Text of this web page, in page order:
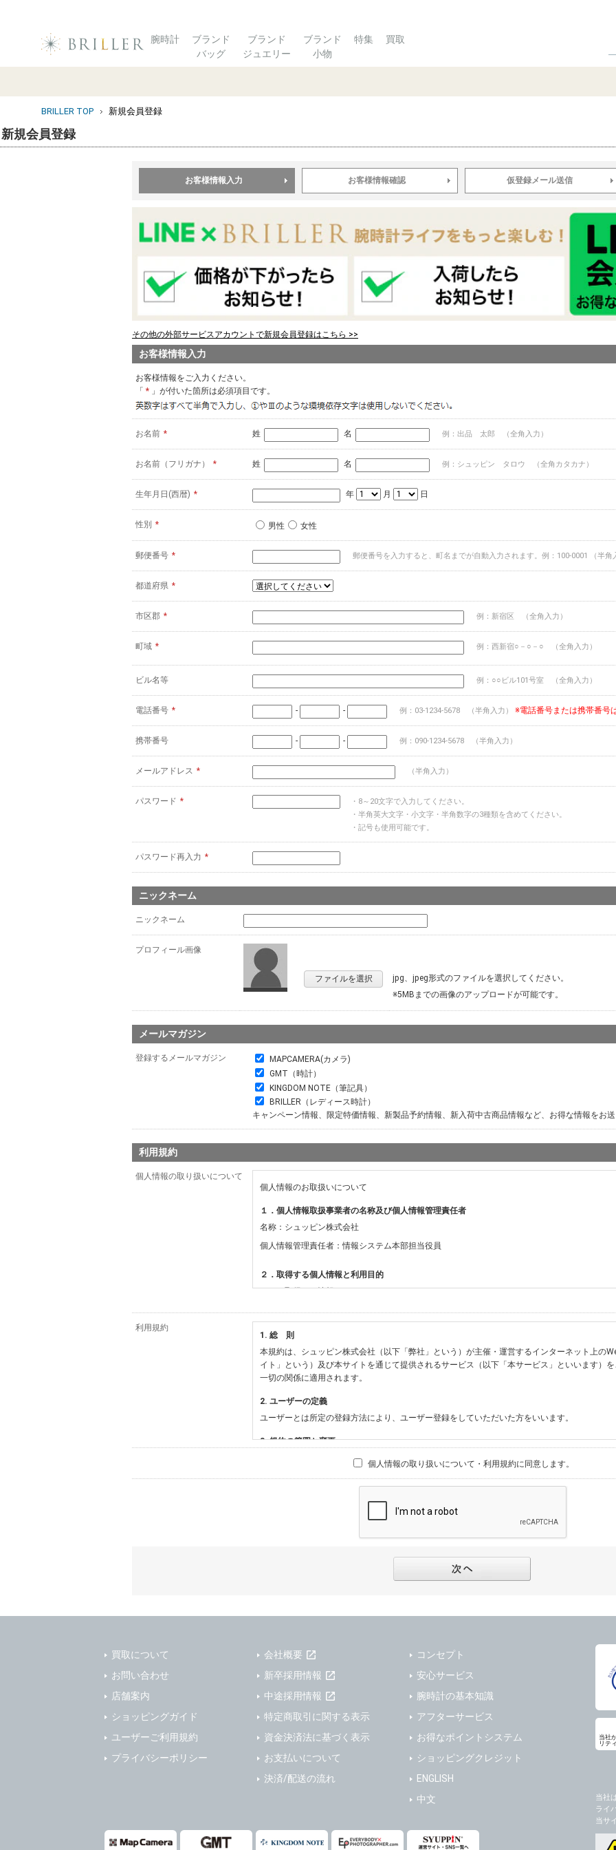
腕時計
ブランド
バッグ
ブランド
ジュエリー
ブランド
小物
特集 買取
BRILLER TOP 新規会員登録
新規会員登録
お客様情報入力 お客様情報確認 仮登録メール送信
その他の外部サービスアカウントで新規会員登録はこちら >>
お客様情報入力
お客様情報をご入力ください。
「 * 」が付いた箇所は必須項目です。
お名前 * 姓 名 例：出品 太郎 （全角入力）
お名前（フリガナ） * 姓 名 例：シュッピン タロウ （全角カタカナ）
生年月日(西暦) * 年 月 日
性別 * 男性 女性
郵便番号 * 郵便番号を入力すると、町名までが自動入力されます。例：100-0001 （半角
都道府県 *
市区郡 * 例：新宿区 （全角入力）
町域 * 例：西新宿○－○－○ （全角入力）
ビル名等 例：○○ビル101号室 （全角入力）
電話番号 * - - 例：03-1234-5678 （半角入力） ※電話番号または携帯番号
携帯番号 - - 例：090-1234-5678 （半角入力）
メールアドレス * （半角入力）
パスワード *
・8～20文字で入力してください。
・半角英大文字・小文字・半角数字の3種類を含めてください。
・記号も使用可能です。
パスワード再入力 *
ニックネーム
ニックネーム
プロフィール画像
ファイルを選択
jpg、jpeg形式のファイルを選択してください。
※5MBまでの画像のアップロードが可能です。
メールマガジン
登録するメールマガジン
MAPCAMERA(カメラ)
GMT（時計）
KINGDOM NOTE（筆記具）
BRILLER（レディース時計）
キャンペーン情報、限定特価情報、新製品予約情報、新入荷中古商品情報など、お得な情報をお
利用規約
個人情報の取り扱いについて
個人情報のお取扱いについて
１．個人情報取扱事業者の名称及び個人情報管理責任者
名称：シュッピン株式会社
個人情報管理責任者：情報システム本部担当役員
２．取得する個人情報と利用目的
（１）取得する情報
・必須登録：氏名、生年月日、性別、住所、電話番号、メールアドレス、パスワード
・任意登録：ニックネーム、プロフィール画像、希望するメールマガジンの種類
【当社サービスをご利用時に当社が取得またはご提供いただく情報】
・お支払いやお振込みに関わる情報（クレジットカード・銀行口座・電子マネー等の決済時に
・法律上の要請等により、本人確認を行うための本人確認書類（運転免許証、健康保険証、住
・EVERYBODY×PHOTOGRAPHER.comのご利用に伴いご登録いただいた、広範囲設定をご希
影機材や機材の設定等に関する情報、および画像データとその画像データに含まれる情報
・当社ウェブサイト・サービス内のクッキー情報
【外部サービスアカウントを利用される場合】
会員登録時にソーシャルネットワーキングサービス等の外部サービスとの連携を許可した場合
・当社物品販売、古物買取事業および個人・法人の売買仲介業に伴うご案内、契約、申し込み
・メールマガジンの配信、および当社が提供する商品・サービスについてのアンケート実施の
・EVERYBODY×PHOTOGRAPHER.comのフォトシェアリングサービス運営のため
(1)ご本人の同意がある場合。なお第三者に提供する場合には原則として、機密保持、再提供の
止することを契約の条件といたします。
(2)法令等により開示を求められた場合。
(3)ご本人または公衆の生命、身体又は財産の保護のために必要がある場合であって、本人の同
本人の同意を得ることにより当該事務の遂行に支障を及ぼすおそれがあるとき。
(5)業務を円滑に進めるために、外部業者に個人データの一部又は全部の処理を委託する場合（
当社への個人情報の提供はお客様の任意ですが、必要な個人情報をご提供いただけない場合、
ますのでご了承下さい。
利用規約
1. 総 則
本規約は、シュッピン株式会社（以下「弊社」という）が主催・運営するインターネット上の
イト」という）及び本サイトを通じて提供されるサービス（以下「本サービス」といいます）
一切の関係に適用されます。
2. ユーザーの定義
ユーザーとは所定の登録方法により、ユーザー登録をしていただいた方をいいます。
3. 規約の範囲と変更
1) 本規約は、本サイト及び本サービスの利用に関し、弊社及び全てのユーザーに適用されます。
2) 弊社が別途規定する個別規定、及び弊社が随時本サイト内に掲示またはユーザーに対し通知
す。本規約と個別規定及び追加規定が異なる場合は、個別規定及び追加規定が優先するものと
3) 弊社はユーザーの承諾を得ることなく、本規約を変更できるものとし、ユーザーはこれを承
た場合は、本サイト内に掲示またはユーザーに対し通知するものとし、その後にユーザーが本
1) ユーザーは、本サイトの利用に際し、ユーザー本人のユーザーID、パスワード、メールアド
します。
に届け出るものとします。
3) 弊社は一年以上に亘って使用がないユーザーIDとこれに伴う個人情報を抹消することができ
4) ユーザーID、パスワード、メールアドレス及びこれに伴う個人情報の管理不十分、使用上の
は、ユーザーが負うものとし、弊社は一切責任を負いません。
1) ユーザーは、メールアドレスその他の登録事項に変更が生じた場合、直ちに弊社所定の変更
2) 弊社はユーザーの入会申込により知り得た情報、またはユーザーが本サイト及び本サービス
報に関し、以下の項目に該当する場合に利用することができるものとします。
(1) 統計した情報のみを開示し、ユーザーの個人情報を表示しない場合。
(3) ユーザーが個人情報の開示について同意している場合。
個人情報の取り扱いについて・利用規約に同意します。
買取について
お問い合わせ
店舗案内
ショッピングガイド
ユーザーご利用規約
プライバシーポリシー
会社概要
新卒採用情報
中途採用情報
特定商取引に関する表示
資金決済法に基づく表示
お支払いについて
決済/配送の流れ
コンセプト
安心サービス
腕時計の基本知識
アフターサービス
お得なポイントシステム
ショッピングクレジット
ENGLISH
中文
当社
リテ
当社
ライ
当サ